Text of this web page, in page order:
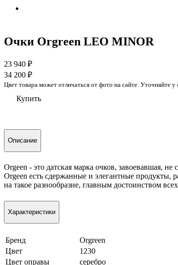
Очки Orgreen LEO MINOR
23 940 ₽
34 200 ₽
Цвет товара может отличаться от фото на сайте. Уточняйте у
Купить
Описание
Orgeen - это датская марка очков, завоевавшая,
Orgeen есть сдержанные и элегантные продукты,
на такое разнообразие, главным достоинством
Характеристики
Бренд
Orgreen
Цвет
1230
Цвет оправы
серебро